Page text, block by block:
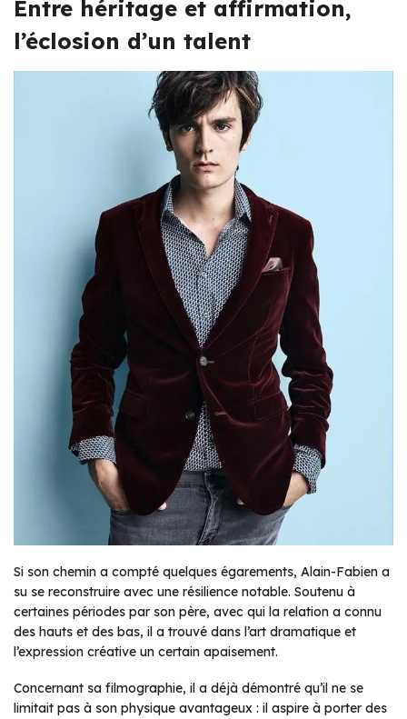
Entre héritage et affirmation,
l’éclosion d’un talent
Si son chemin a compté quelques égarements, Alain-Fabien a
su se reconstruire avec une résilience notable. Soutenu à
certaines périodes par son père, avec qui la relation a connu
des hauts et des bas, il a trouvé dans l’art dramatique et
l’expression créative un certain apaisement.
Concernant sa filmographie, il a déjà démontré qu’il ne se
limitait pas à son physique avantageux : il aspire à porter des